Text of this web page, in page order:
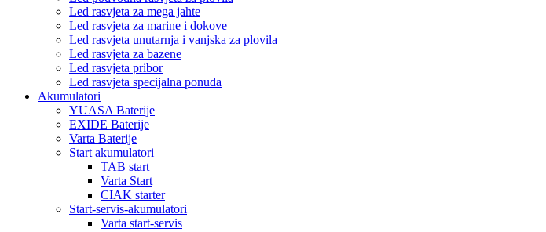
Led rasvjeta za mega jahte
Led rasvjeta za marine i dokove
Led rasvjeta unutarnja i vanjska za plovila
Led rasvjeta za bazene
Led rasvjeta pribor
Led rasvjeta specijalna ponuda
Akumulatori
YUASA Baterije
EXIDE Baterije
Varta Baterije
Start akumulatori
TAB start
Varta Start
CIAK starter
Start-servis-akumulatori
Varta start-servis